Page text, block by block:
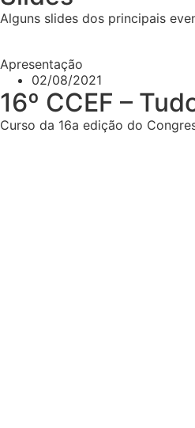
Alguns slides dos principais
Apresentação
02/08/2021
16º CCEF –
Curso da 16a edição do